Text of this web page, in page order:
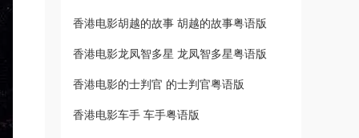
香港电影胡越的故事 胡越的故事粤语版
香港电影龙凤智多星 龙凤智多星粤语版
香港电影的士判官 的士判官粤语版
香港电影车手 车手粤语版